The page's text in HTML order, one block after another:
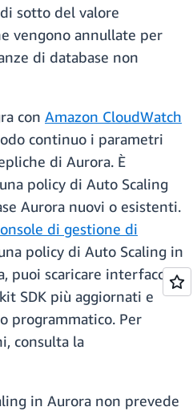
sotto del valore
vengono annullate per
di database non
con Amazon CloudWatch
continuo i parametri
di Aurora. È
policy di Auto Scaling
Aurora nuovi o esistenti.
di gestione di
policy di Auto Scaling in
puoi scaricare interfaccia
SDK più aggiornati e
programmatico. Per
consulta la
in Aurora non prevede